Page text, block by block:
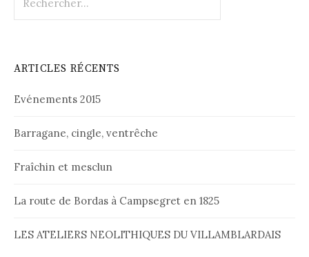
ARTICLES RÉCENTS
Evénements 2015
Barragane, cingle, ventrêche
Fraîchin et mesclun
La route de Bordas à Campsegret en 1825
LES ATELIERS NEOLITHIQUES DU VILLAMBLARDAIS